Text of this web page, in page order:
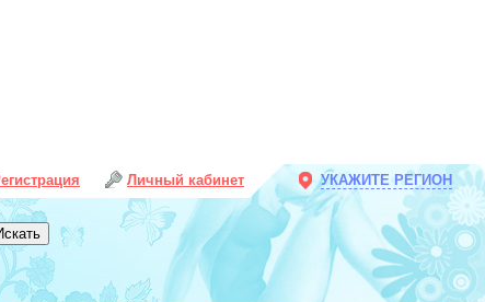
Личный кабинет УКАЖИТЕ РЕГИОН